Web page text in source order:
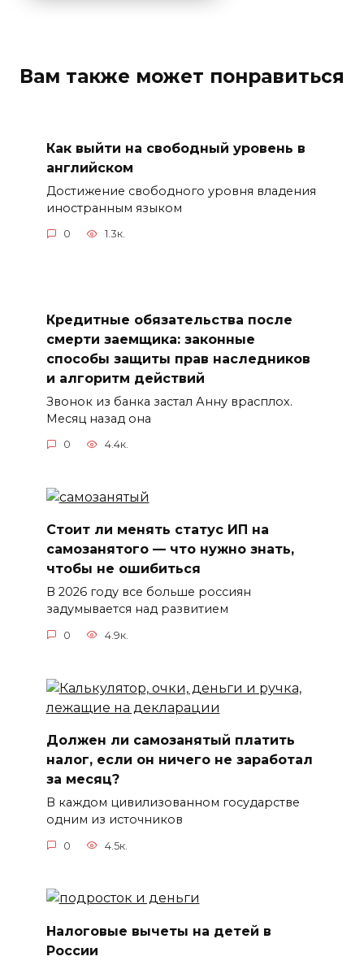
Вам также может понравиться
Как выйти на свободный уровень в
английском
Достижение свободного уровня владения
иностранным языком
0 1.3к.
Кредитные обязательства после
смерти заемщика: законные
способы защиты прав наследников
и алгоритм действий
Звонок из банка застал Анну врасплох.
Месяц назад она
0 4.4к.
Стоит ли менять статус ИП на
самозанятого — что нужно знать,
чтобы не ошибиться
В 2026 году все больше россиян
задумывается над развитием
0 4.9к.
Должен ли самозанятый платить
налог, если он ничего не заработал
за месяц?
В каждом цивилизованном государстве
одним из источников
0 4.5к.
Налоговые вычеты на детей в
России